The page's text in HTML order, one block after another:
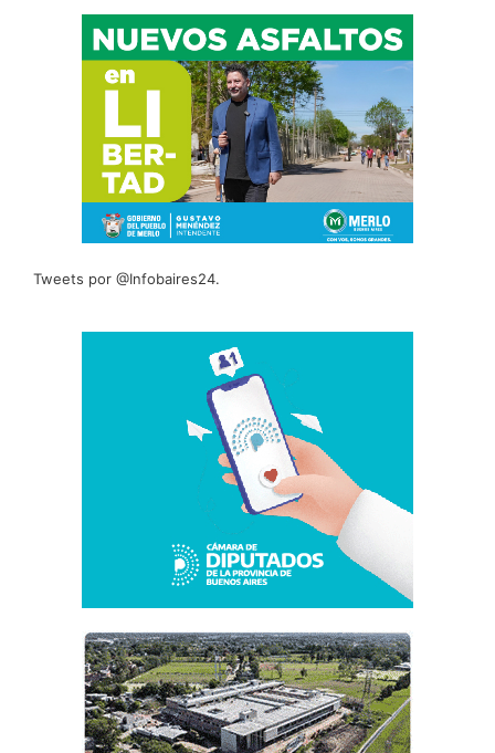
Tweets por @Infobaires24.